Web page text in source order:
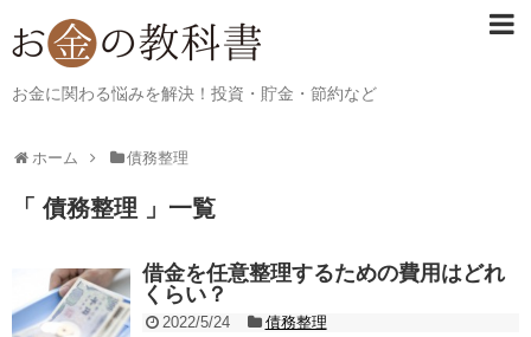
お金に関わる悩みを解決！投資・貯金・節約など
ホーム 債務整理
「 債務整理 」一覧
借金を任意整理するための費用はどれ
くらい？
2022/5/24
債務整理